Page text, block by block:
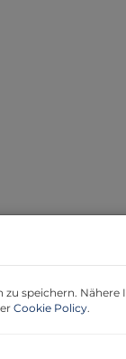
speichern. Nähere
Cookie Policy.